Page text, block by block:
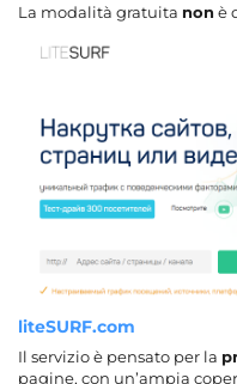
La modalità gratuita non è
liteSURF.com
Il servizio è pensato per la
pagine, con un’ampia